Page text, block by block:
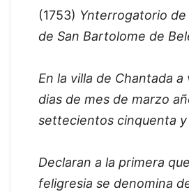
(1753) Ynterrogatorio de
de San Bartolome de
En la villa de Chantada
dias de mes de marzo
settecientos cinquenta
Declaran a la primera
feligresia se denomina